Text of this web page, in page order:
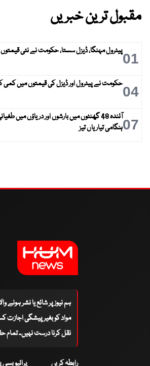
مقبول ترین خبریں
01پیٹرول مہنگا، ڈیزل سستا، حکومت نے نئی قیمتوں
04حکومت نے پیٹرول اور ڈیزل کی قیمتوں میں کمی
07
آئندہ 48 گھنٹوں میں بارشوں اور دریاؤں میں
ہنگامی تیاریاں تیز
ہم نیوز پر شائع یا نشر ہونے
مواد کو بغیر پیشگی
نقل کرنا درست نہیں۔ تمام
رابطہ کریں